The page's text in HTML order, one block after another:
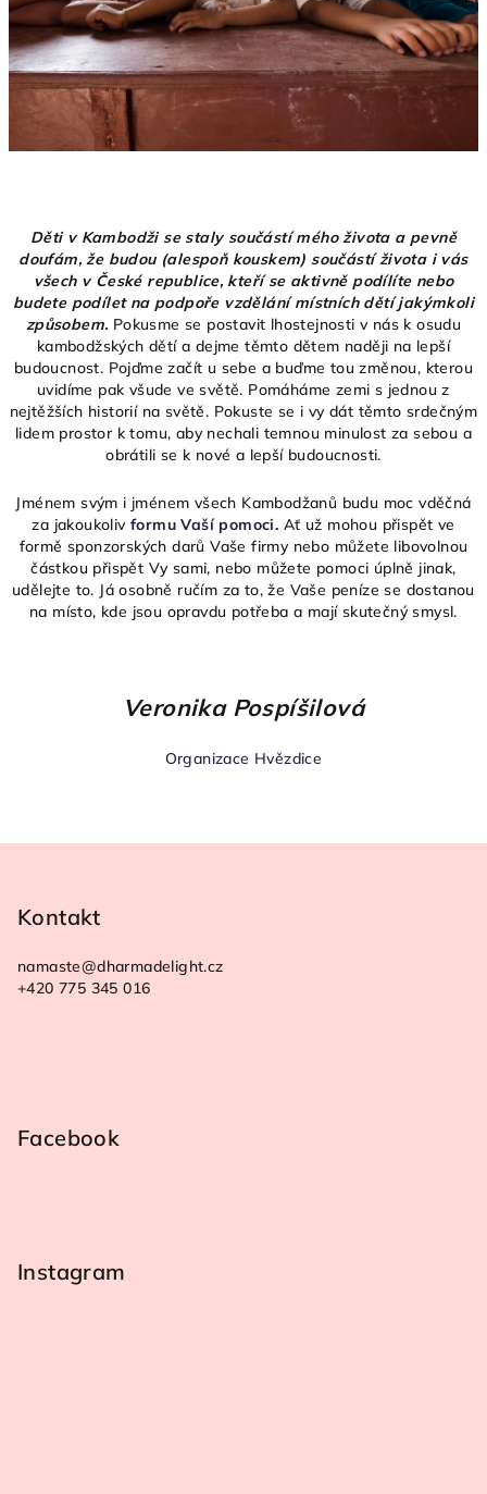
Děti v Kambodži se staly součástí mého života a pevně
doufám, že budou (alespoň kouskem) součástí života i vás
všech v České republice, kteří se aktivně podílíte nebo
budete podílet na podpoře vzdělání místních dětí jakýmkoli
způsobem. Pokusme se postavit lhostejnosti v nás k osudu
kambodžských dětí a dejme těmto dětem naději na lepší
budoucnost. Pojďme začít u sebe a buďme tou změnou, kterou
uvidíme pak všude ve světě. Pomáháme zemi s jednou z
nejtěžších historií na světě. Pokuste se i vy dát těmto srdečným
lidem prostor k tomu, aby nechali temnou minulost za sebou a
obrátili se k nové a lepší budoucnosti.
Jménem svým i jménem všech Kambodžanů budu moc vděčná
za jakoukolivformu Vaší pomoci. Ať už mohou přispět ve
formě sponzorských darů Vaše firmy nebo můžete libovolnou
částkou přispět Vy sami, nebo můžete pomoci úplně jinak,
udělejte to. Já osobně ručím za to, že Vaše peníze se dostanou
na místo, kde jsou opravdu potřeba a mají skutečný smysl.
Veronika Pospíšilová
Organizace Hvězdice
Kontakt
namaste@dharmadelight.cz
+420 775 345 016
Facebook
Instagram